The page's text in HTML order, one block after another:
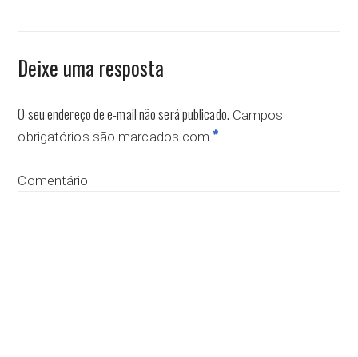
Deixe uma resposta
O seu endereço de e-mail não será publicado. Campos
obrigatórios são marcados com *
Comentário